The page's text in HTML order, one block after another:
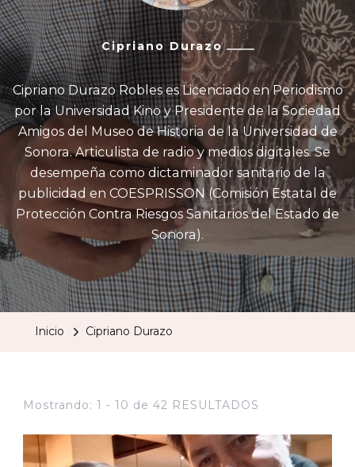
Cipriano Durazo
Cipriano Durazo Robles es Licenciado en Periodismo
por la Universidad Kino y Presidente de la Sociedad
Amigos del Museo de Historia de la Universidad de
Sonora. Articulista de radio y medios digitales. Se
desempeña como dictaminador sanitario de la
publicidad en COESPRISSON (Comisión Estatal de
Protección Contra Riesgos Sanitarios del Estado de
Sonora).
Inicio Cipriano Durazo
Mostrando: 1 - 10 de 42 RESULTADOS